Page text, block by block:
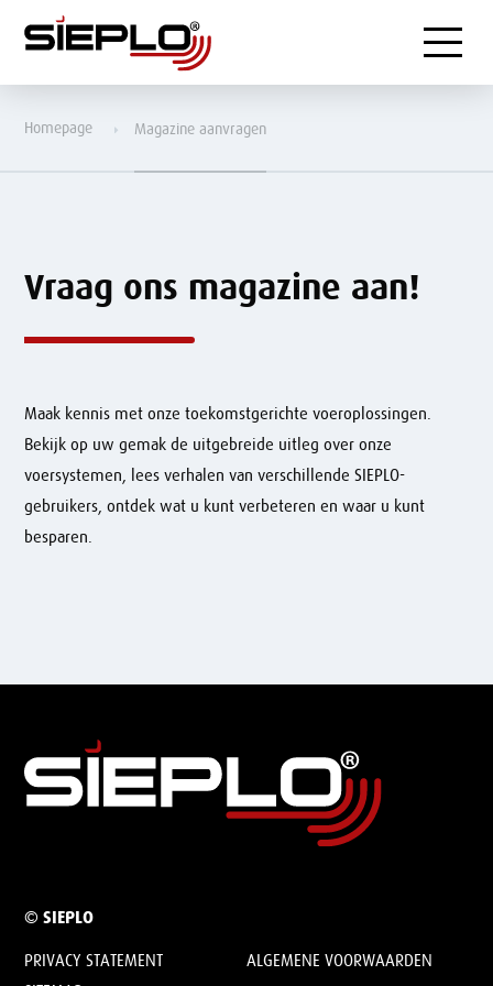
Menu
Homepage Magazine aanvragen
Vraag ons magazine aan!
Maak kennis met onze toekomstgerichte voeroplossingen.
Bekijk op uw gemak de uitgebreide uitleg over onze
voersystemen, lees verhalen van verschillende SIEPLO-
gebruikers, ontdek wat u kunt verbeteren en waar u kunt
besparen.
© SIEPLO
PRIVACY STATEMENT
ALGEMENE VOORWAARDEN